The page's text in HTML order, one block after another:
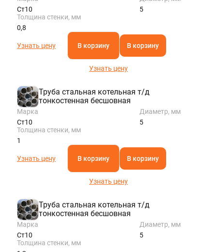
Ст10
5
Толщина стенки, мм
0,8
Узнать цену В корзину В корзину
Узнать цену
Труба стальная котельная т/д
тонкостенная бесшовная
Марка
Ст10
Диаметр, мм
5
Толщина стенки, мм
1
Узнать цену В корзину В корзину
Узнать цену
Труба стальная котельная т/д
тонкостенная бесшовная
Марка
Ст10
Диаметр, мм
5
Толщина стенки, мм